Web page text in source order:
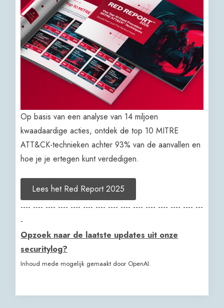
Op basis van een analyse van 14 miljoen
kwaadaardige acties, ontdek de top 10 MITRE
ATT&CK-technieken achter 93% van de aanvallen en
hoe je je ertegen kunt verdedigen.
Lees het Red Report 2025
---- ---- ---- ---- ---- ---- ---- ---- ---- ---- ---- ---- ---- ---- ---
-
Opzoek naar de laatste updates uit onze
securitylog?
Inhoud mede mogelijk gemaakt door OpenAI.